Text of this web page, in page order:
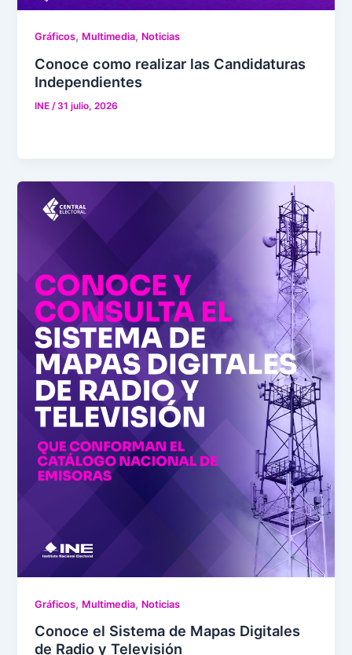
Gráficos, Multimedia, Noticias
Conoce como realizar las Candidaturas
Independientes
INE/31 julio, 2026
Gráficos, Multimedia, Noticias
Conoce el Sistema de Mapas Digitales
de Radio y Televisión